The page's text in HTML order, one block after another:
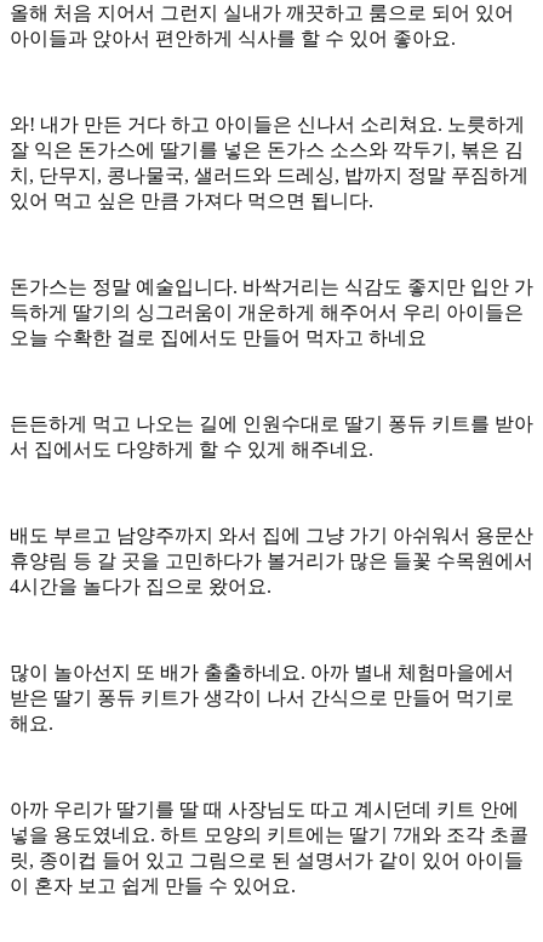
올해 처음 지어서 그런지 실내가 깨끗하고 룸으로 되어 있어
아이들과 앉아서 편안하게 식사를 할 수 있어 좋아요.
와! 내가 만든 거다 하고 아이들은 신나서 소리쳐요. 노릇하게
잘 익은 돈가스에 딸기를 넣은 돈가스 소스와 깍두기, 볶은 김
치, 단무지, 콩나물국, 샐러드와 드레싱, 밥까지 정말 푸짐하게
있어 먹고 싶은 만큼 가져다 먹으면 됩니다.
돈가스는 정말 예술입니다. 바싹거리는 식감도 좋지만 입안 가
득하게 딸기의 싱그러움이 개운하게 해주어서 우리 아이들은
오늘 수확한 걸로 집에서도 만들어 먹자고 하네요
든든하게 먹고 나오는 길에 인원수대로 딸기 퐁듀 키트를 받아
서 집에서도 다양하게 할 수 있게 해주네요.
배도 부르고 남양주까지 와서 집에 그냥 가기 아쉬워서 용문산
휴양림 등 갈 곳을 고민하다가 볼거리가 많은 들꽃 수목원에서
4시간을 놀다가 집으로 왔어요.
많이 놀아선지 또 배가 출출하네요. 아까 별내 체험마을에서
받은 딸기 퐁듀 키트가 생각이 나서 간식으로 만들어 먹기로
해요.
아까 우리가 딸기를 딸 때 사장님도 따고 계시던데 키트 안에
넣을 용도였네요. 하트 모양의 키트에는 딸기 7개와 조각 초콜
릿, 종이컵 들어 있고 그림으로 된 설명서가 같이 있어 아이들
이 혼자 보고 쉽게 만들 수 있어요.